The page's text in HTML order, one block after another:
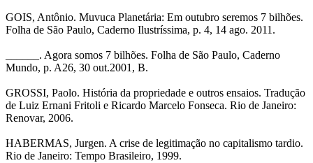
GOIS, Antônio. Muvuca Planetária: Em outubro seremos 7 bilhões.
Folha de São Paulo, Caderno Ilustríssima, p. 4, 14 ago. 2011.
______. Agora somos 7 bilhões. Folha de São Paulo, Caderno
Mundo, p. A26, 30 out.2001, B.
GROSSI, Paolo. História da propriedade e outros ensaios. Tradução
de Luiz Ernani Fritoli e Ricardo Marcelo Fonseca. Rio de Janeiro:
Renovar, 2006.
HABERMAS, Jurgen. A crise de legitimação no capitalismo tardio.
Rio de Janeiro: Tempo Brasileiro, 1999.